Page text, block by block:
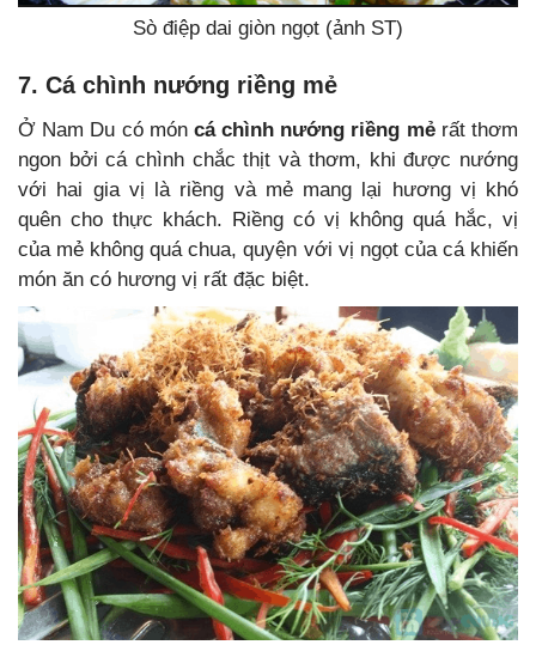
Sò điệp dai giòn ngọt (ảnh ST)
7. Cá chình nướng riềng mẻ
Ở Nam Du có món cá chình nướng riềng mẻrất thơm
ngon bởi cá chình chắc thịt và thơm, khi được nướng
với hai gia vị là riềng và mẻ mang lại hương vị khó
quên cho thực khách. Riềng có vị không quá hắc, vị
của mẻ không quá chua, quyện với vị ngọt của cá khiến
món ăn có hương vị rất đặc biệt.